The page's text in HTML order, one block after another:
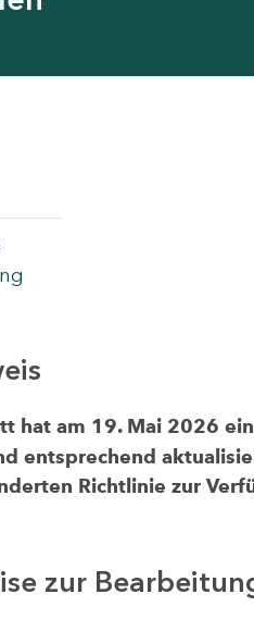
hat am 19. Mai 2026
entsprechend
Richtlinie zur
zur